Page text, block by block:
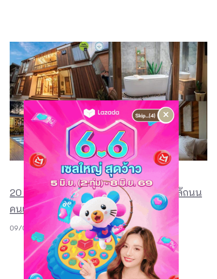
20 ที่พักเชียงคาน 2026 สวย ๆ ริมโขง ใกล้ถนน
คนเดิน และฟีลบ้านไม้สุดอบอุ่น
09/07/2026
×